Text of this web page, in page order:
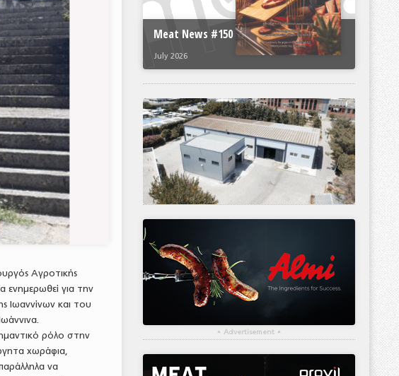
Αγροτικής
ενημερωθεί για την
Ιωαννίνων και του
ρόλο στην
χωράφια,
να
Meat News #150
July 2026
▴ Advertisement ▴